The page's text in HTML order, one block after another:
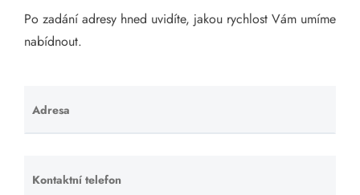
Katalog A-seznam.cz
Visací zámky - TOKOZ
Po zadání adresy hned uvidíte, jakou rychlost Vám umíme
nabídnout.
Adresa
Ponechte
toto pole
Kontaktní telefon
Ponechte